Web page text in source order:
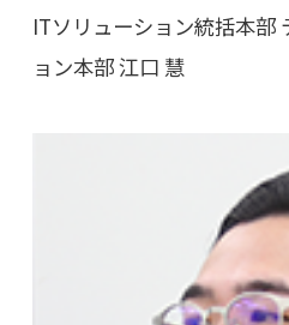
ITソリューション統括本部
ョン本部 江口 慧